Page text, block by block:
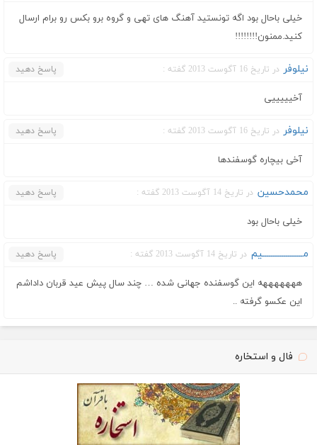
خیلی باحال بود اگه تونستید آهنگ های تهی و گروه برو بکس رو برام ارسال
کنید.ممنون!!!!!!!!
نیلوفر در تاریخ 16 آگوست 2013 گفته : پاسخ دهید
آخیییییی
نیلوفر در تاریخ 16 آگوست 2013 گفته : پاسخ دهید
آخی بیچاره گوسفندها
محمدحسین در تاریخ 14 آگوست 2013 گفته : پاسخ دهید
خیلی باحال بود
مـــــــــــــــــــیم در تاریخ 14 آگوست 2013 گفته : پاسخ دهید
هههههههه این گوسفنده جهانی شده … چند سال پیش عید قربان داداشم
این عکسو گرفته ..
فال و استخاره